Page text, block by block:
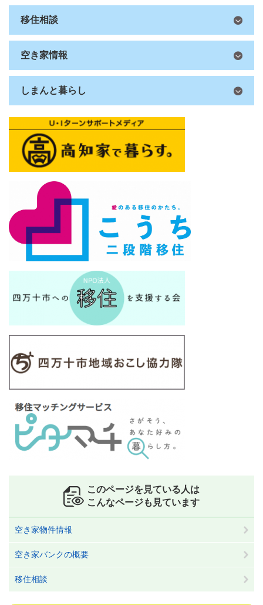
移住相談
空き家情報
しまんと暮らし
このページを見ている人は
こんなページも見ています
空き家物件情報
空き家バンクの概要
移住相談